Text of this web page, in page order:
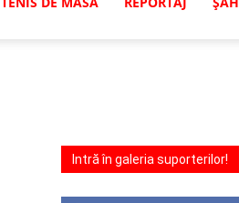
Intră în galeria suporterilor!